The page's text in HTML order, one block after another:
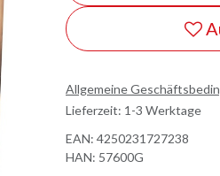
Allgemeine
Lieferzeit: 1-3 Werktage
EAN: 4250231727238
HAN: 57600G